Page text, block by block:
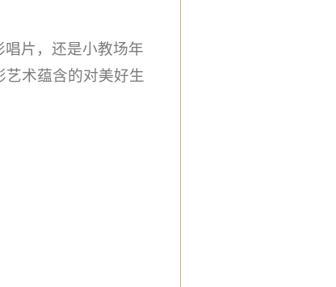
片，还是小教场年
术蕴含的对美好生